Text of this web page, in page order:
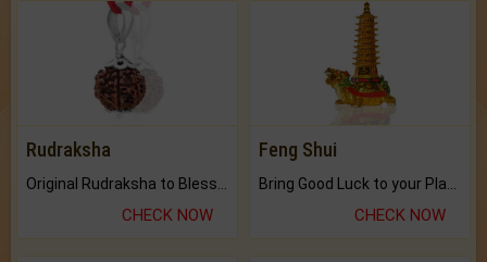
Rudraksha
CHECK NOW
Feng Shui
CHECK NOW